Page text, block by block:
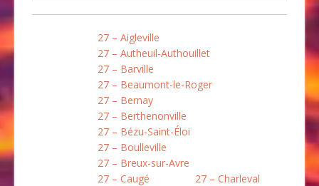
27 – Aigleville
27 – Autheuil-Authouillet
27 – Barville
27 – Beaumont-le-Roger
27 – Bernay
27 – Berthenonville
27 – Bézu-Saint-Éloi
27 – Boulleville
27 – Breux-sur-Avre
27 – Caugé
27 – Charleval